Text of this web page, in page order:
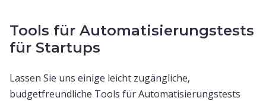
Tools für Automatisierungstests
für Startups
Lassen Sie uns einige leicht zugängliche,
budgetfreundliche Tools für Automatisierungstests